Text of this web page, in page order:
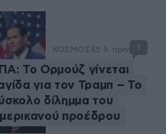
ΚΟΣΜΟΣ45 λ. πριν 1
Το Ορμούζ γίνεται
για τον Τραμπ – Το
δίλημμα του
προέδρου